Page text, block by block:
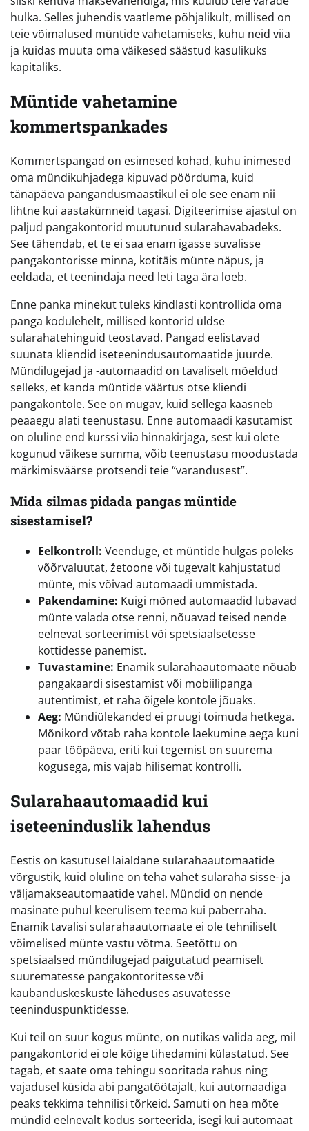
hulka. Selles juhendis vaatleme põhjalikult, millised on
teie võimalused müntide vahetamiseks, kuhu neid viia
ja kuidas muuta oma väikesed säästud kasulikuks
kapitaliks.
Müntide vahetamine
kommertspankades
Kommertspangad on esimesed kohad, kuhu inimesed
oma mündikuhjadega kipuvad pöörduma, kuid
tänapäeva pangandusmaastikul ei ole see enam nii
lihtne kui aastakümneid tagasi. Digiteerimise ajastul on
paljud pangakontorid muutunud sularahavabadeks.
See tähendab, et te ei saa enam igasse suvalisse
pangakontorisse minna, kotitäis münte näpus, ja
eeldada, et teenindaja need leti taga ära loeb.
Enne panka minekut tuleks kindlasti kontrollida oma
panga kodulehelt, millised kontorid üldse
sularahatehinguid teostavad. Pangad eelistavad
suunata kliendid iseteenindusautomaatide juurde.
Mündilugejad ja -automaadid on tavaliselt mõeldud
selleks, et kanda müntide väärtus otse kliendi
pangakontole. See on mugav, kuid sellega kaasneb
peaaegu alati teenustasu. Enne automaadi kasutamist
on oluline end kurssi viia hinnakirjaga, sest kui olete
kogunud väikese summa, võib teenustasu moodustada
märkimisväärse protsendi teie “varandusest”.
Mida silmas pidada pangas müntide
sisestamisel?
Eelkontroll: Veenduge, et müntide hulgas poleks
võõrvaluutat, žetoone või tugevalt kahjustatud
münte, mis võivad automaadi ummistada.
Pakendamine: Kuigi mõned automaadid lubavad
münte valada otse renni, nõuavad teised nende
eelnevat sorteerimist või spetsiaalsetesse
kottidesse panemist.
Tuvastamine: Enamik sularahaautomaate nõuab
pangakaardi sisestamist või mobiilipanga
autentimist, et raha õigele kontole jõuaks.
Aeg: Mündiülekanded ei pruugi toimuda hetkega.
Mõnikord võtab raha kontole laekumine aega kuni
paar tööpäeva, eriti kui tegemist on suurema
kogusega, mis vajab hilisemat kontrolli.
Sularahaautomaadid kui
iseteeninduslik lahendus
Eestis on kasutusel laialdane sularahaautomaatide
võrgustik, kuid oluline on teha vahet sularaha sisse- ja
väljamakseautomaatide vahel. Mündid on nende
masinate puhul keerulisem teema kui paberraha.
Enamik tavalisi sularahaautomaate ei ole tehniliselt
võimelised münte vastu võtma. Seetõttu on
spetsiaalsed mündilugejad paigutatud peamiselt
suurematesse pangakontoritesse või
kaubanduskeskuste läheduses asuvatesse
teeninduspunktidesse.
Kui teil on suur kogus münte, on nutikas valida aeg, mil
pangakontorid ei ole kõige tihedamini külastatud. See
tagab, et saate oma tehingu sooritada rahus ning
vajadusel küsida abi pangatöötajalt, kui automaadiga
peaks tekkima tehnilisi tõrkeid. Samuti on hea mõte
mündid eelnevalt kodus sorteerida, isegi kui automaat